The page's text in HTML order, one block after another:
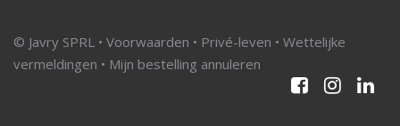
© Javry SPRL • Voorwaarden • Privé-leven • Wettelijke
vermeldingen • Mijn bestelling annuleren